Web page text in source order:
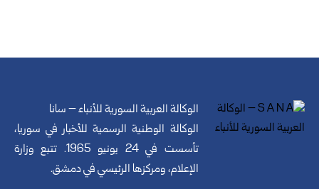
الوكالة العربية السورية للأنباء – سانا
الوكالة الوطنية الرسمية للأخبار في سوريا،
تأسست في 24 يونيو 1965. تتبع وزارة
الإعلام، ومركزها الرئيسي في دمشق.